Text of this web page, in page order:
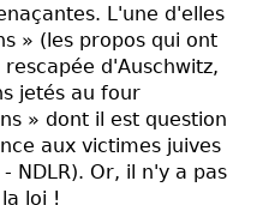
L'une d'elles
» (les propos qui ont
d'Auschwitz,
jetés au four
» dont il est question
aux victimes juives
NDLR). Or, il n'y a pas
loi !